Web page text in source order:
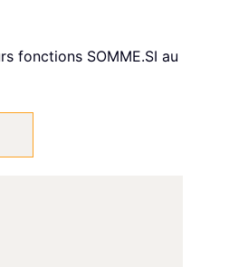
fonctions SOMME.SI au